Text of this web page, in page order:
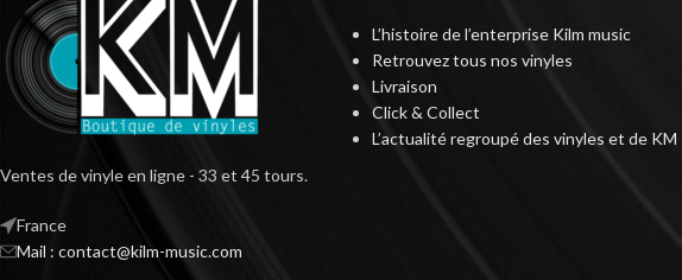
Ventes de vinyle en ligne - 33 et 45 tours.
France
Mail : contact@kilm-music.com
L’histoire de l’enterprise Kilm music
Retrouvez tous nos vinyles
Livraison
Click & Collect
L’actualité regroupé des vinyles et de KM